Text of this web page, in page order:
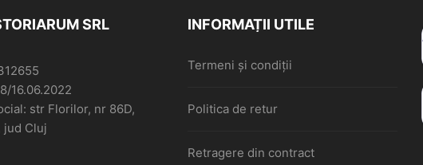
SRL
16.06.2022
str Florilor, nr 86D,
jud Cluj
INFORMAȚII UTILE
Termeni și condiții
Politica de retur
Retragere din contract